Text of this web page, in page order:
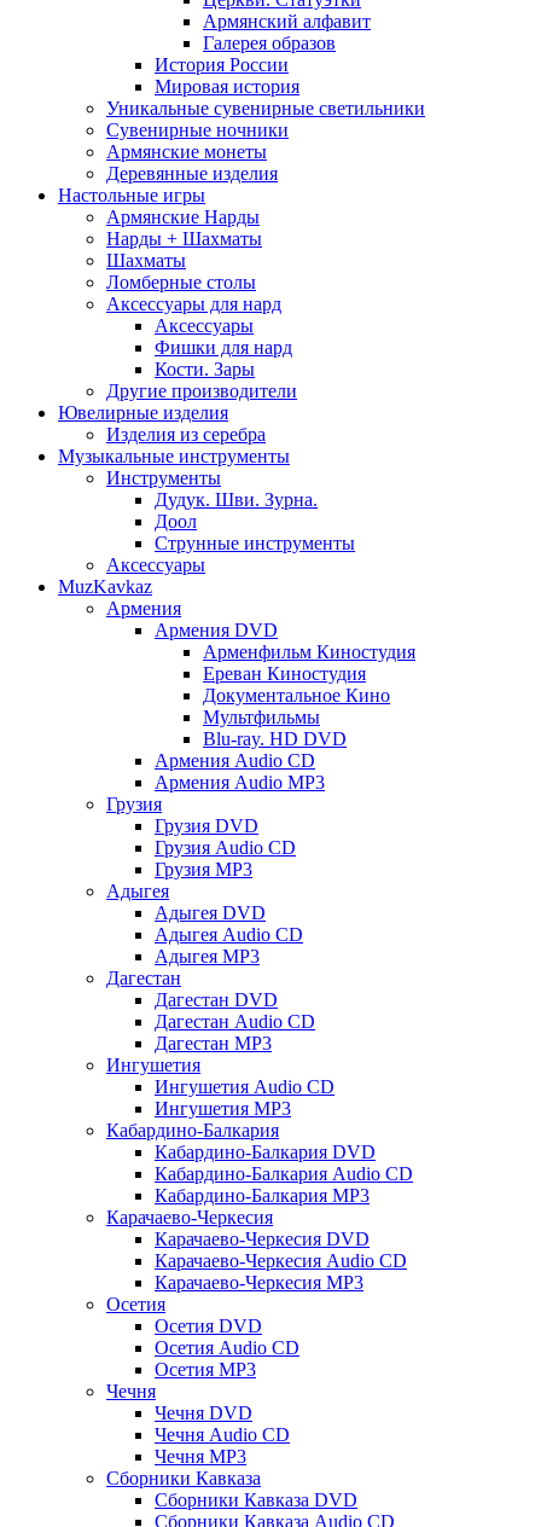
Армянский алфавит
Галерея образов
История России
Мировая история
Уникальные сувенирные светильники
Сувенирные ночники
Армянские монеты
Деревянные изделия
Настольные игры
Армянские Нарды
Нарды + Шахматы
Шахматы
Ломберные столы
Аксессуары для нард
Аксессуары
Фишки для нард
Кости. Зары
Другие производители
Ювелирные изделия
Изделия из серебра
Музыкальные инструменты
Инструменты
Дудук. Шви. Зурна.
Доол
Струнные инструменты
Аксессуары
MuzKavkaz
Армения
Армения DVD
Арменфильм Киностудия
Ереван Киностудия
Документальное Кино
Мультфильмы
Blu-ray. HD DVD
Армения Audio CD
Армения Audio MP3
Грузия
Грузия DVD
Грузия Audio CD
Грузия MP3
Адыгея
Адыгея DVD
Адыгея Audio CD
Адыгея MP3
Дагестан
Дагестан DVD
Дагестан Audio CD
Дагестан MP3
Ингушетия
Ингушетия Audio CD
Ингушетия MP3
Кабардино-Балкария
Кабардино-Балкария DVD
Кабардино-Балкария Audio CD
Кабардино-Балкария MP3
Карачаево-Черкесия
Карачаево-Черкесия DVD
Карачаево-Черкесия Audio CD
Карачаево-Черкесия MP3
Осетия
Осетия DVD
Осетия Audio CD
Осетия MP3
Чечня
Чечня DVD
Чечня Audio CD
Чечня MP3
Сборники Кавказа
Сборники Кавказа DVD
Сборники Кавказа Audio CD